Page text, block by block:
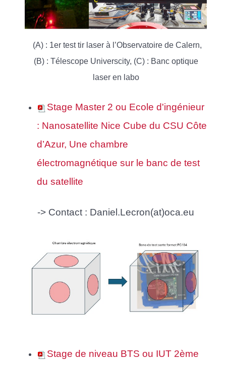
(A) : 1er test tir laser à l’Observatoire de Calern,
(B) : Télescope Universcity, (C) : Banc optique
laser en labo
Stage Master 2 ou Ecole d'ingénieur
: Nanosatellite Nice Cube du CSU Côte
d’Azur, Une chambre
électromagnétique sur le banc de test
du satellite
-> Contact : Daniel.Lecron(at)oca.eu
Stage de niveau BTS ou IUT 2ème